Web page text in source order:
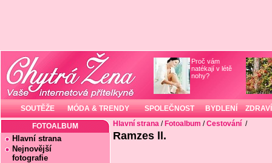
Proč vám
natékají v létě
nohy?
SOUTĚŽE MÓDA & TRENDY SPOLEČNOST BYDLENÍ ZDRAVÍ
FOTOALBUM
Hlavní strana
Nejnovější
fotografie
Hlavní strana / Fotoalbum /Cestování /
Ramzes ll.